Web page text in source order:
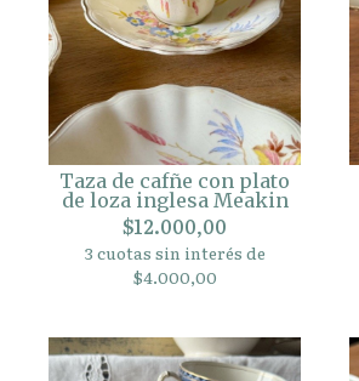
Taza de cafñe con plato
de loza inglesa Meakin
$12.000,00
3 cuotas sin interés de
$4.000,00